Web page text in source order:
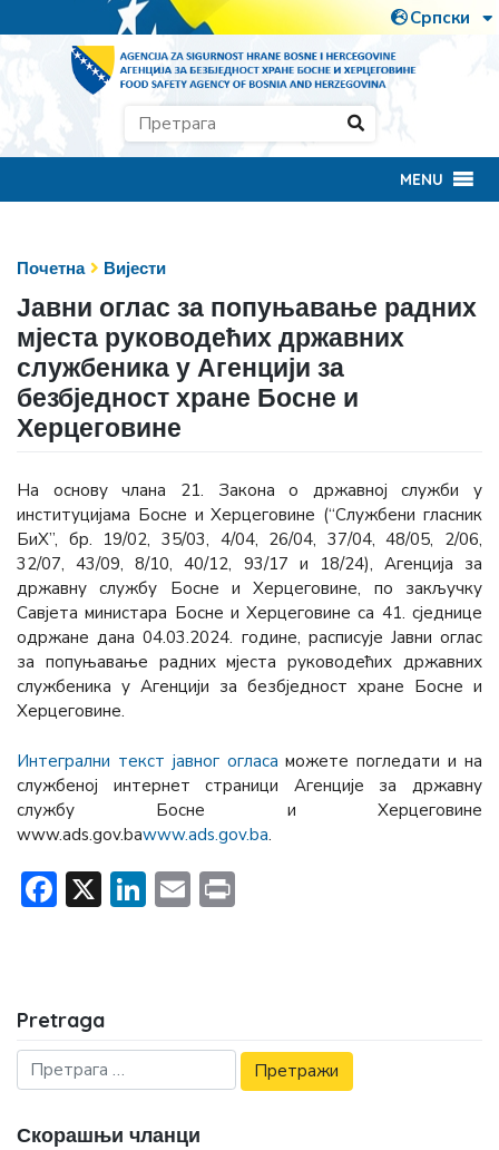
MENU
Почетна Вијести
Јавни оглас за попуњавање радних
мјеста руководећих државних
службеника у Агенцији за
безбједност хране Босне и
Херцеговине
На основу члана 21. Закона о државној служби у
институцијама Босне и Херцеговине (“Службени гласник
БиХ”, бр. 19/02, 35/03, 4/04, 26/04, 37/04, 48/05, 2/06,
32/07, 43/09, 8/10, 40/12, 93/17 и 18/24), Агенција за
државну службу Босне и Херцеговине, по закључку
Савјета министара Босне и Херцеговине са 41. сједнице
одржане дана 04.03.2024. године, расписује Јавни оглас
за попуњавање радних мјеста руководећих државних
службеника у Агенцији за безбједност хране Босне и
Херцеговине.
Интегрални текст јавног огласа можете погледати и на
службеној интернет страници Агенције за државну
службу Босне и Херцеговине
www.ads.gov.bawww.ads.gov.ba.
Facebook
X LinkedIn
Email
Pretraga
Скорашњи чланци